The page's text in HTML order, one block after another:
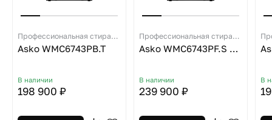
Профессиональная стиральная машина
Asko WMC6743PB.T
В наличии
198 900 ₽
Профессиональная стиральная машина
Asko WMC6743PF.S MARINE
В наличии
239 900 ₽
В